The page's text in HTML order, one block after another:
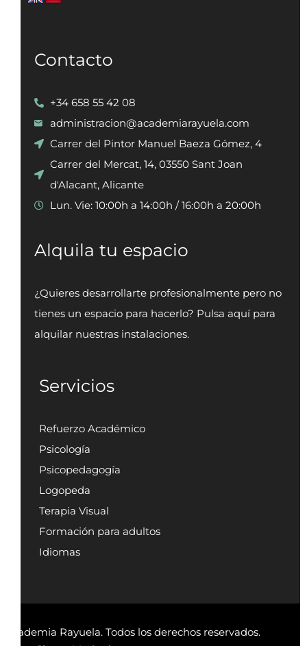
Contacto
+34 658 55 42 08
administracion@academiarayuela.com
Carrer del Pintor Manuel Baeza Gómez, 4
Carrer del Mercat, 14, 03550 Sant Joan
d'Alacant, Alicante
Lun. Vie: 10:00h a 14:00h / 16:00h a 20:00h
Alquila tu espacio
¿Quieres desarrollarte profesionalmente pero no
tienes un espacio para hacerlo? Pulsa aquí para
alquilar nuestras instalaciones.
Servicios
Refuerzo Académico
Psicología
Psicopedagogía
Logopeda
Terapia Visual
Formación para adultos
Idiomas
Academia Rayuela. Todos los derechos reservados.